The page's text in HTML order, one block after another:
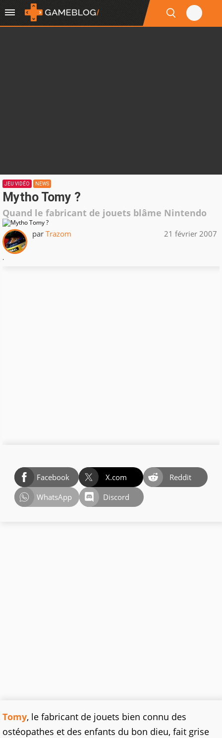
JEU VIDÉO NEWS
Mytho Tomy ?
Quand le fabricant de jouets blâme Nintendo
par Trazom 21 février 2007
.
Facebook X.com
Reddit
WhatsApp
Discord
Tomy, le fabricant de jouets bien connu des
ostéopathes et des enfants du bon dieu, fait grise